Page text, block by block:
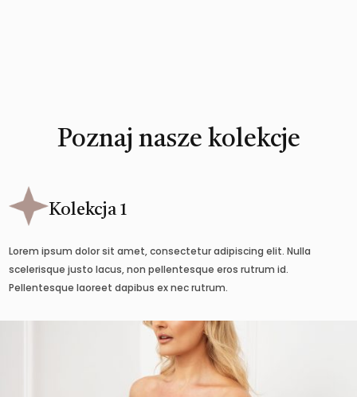
Poznaj nasze kolekcje
Kolekcja 1
Lorem ipsum dolor sit amet, consectetur adipiscing elit. Nulla
scelerisque justo lacus, non pellentesque eros rutrum id.
Pellentesque laoreet dapibus ex nec rutrum.